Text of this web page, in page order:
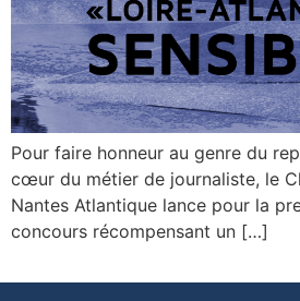
Pour faire honneur au genre du
cœur du métier de journaliste, le
Nantes Atlantique lance pour la
concours récompensant un […]